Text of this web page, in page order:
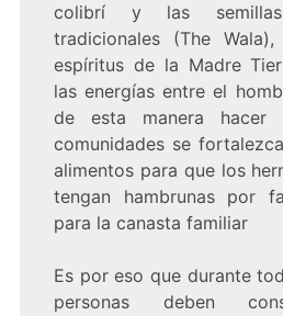
colibrí y las
tradicionales (The
espíritus de la Madre
las energías entre el
de esta manera hacer
comunidades se
alimentos para que los
tengan hambrunas por
para la canasta familiar
Es por eso que durante
personas deben